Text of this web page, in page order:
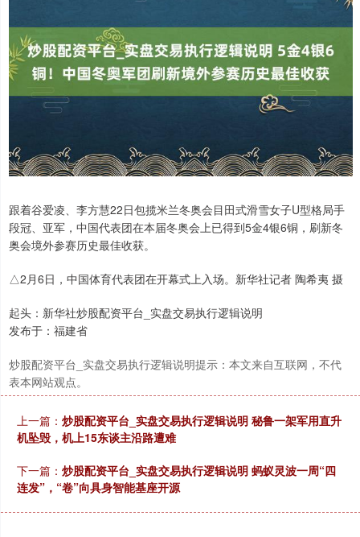
跟着谷爱凌、李方慧22日包揽米兰冬奥会目田式滑雪女子U型格局手
段冠、亚军，中国代表团在本届冬奥会上已得到5金4银6铜，刷新冬
奥会境外参赛历史最佳收获。
△2月6日，中国体育代表团在开幕式上入场。新华社记者 陶希夷 摄
起头：新华社炒股配资平台_实盘交易执行逻辑说明
发布于：福建省
炒股配资平台_实盘交易执行逻辑说明提示：本文来自互联网，不代
表本网站观点。
上一篇： 炒股配资平台_实盘交易执行逻辑说明 秘鲁一架军用直升
机坠毁，机上15东谈主沿路遭难
下一篇： 炒股配资平台_实盘交易执行逻辑说明 蚂蚁灵波一周“四
连发”，“卷”向具身智能基座开源